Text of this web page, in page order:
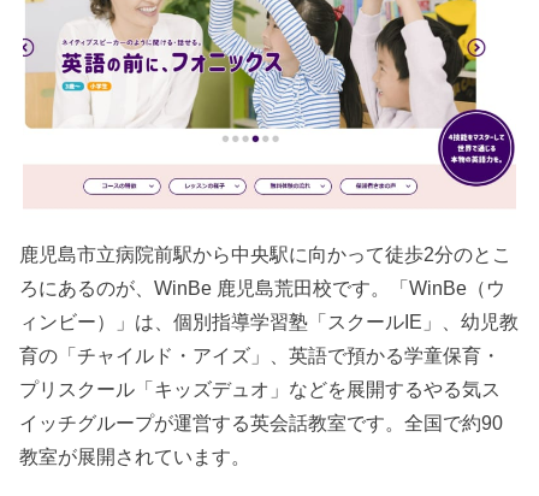
鹿児島市立病院前駅から中央駅に向かって徒歩2分のとこ
ろにあるのが、WinBe 鹿児島荒田校です。「WinBe（ウ
ィンビー）」は、個別指導学習塾「スクールIE」、幼児教
育の「チャイルド・アイズ」、英語で預かる学童保育・
プリスクール「キッズデュオ」などを展開するやる気ス
イッチグループが運営する英会話教室です。全国で約90
教室が展開されています。